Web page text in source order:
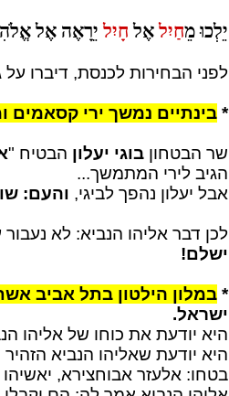
יֵלְכוּ מֵחַיִלאֶל חָיִליֵרָאֶה אֶל
לפני הבחירות לכנסת, דיברו
* בינתיים נמשך ירי קסאמים
שר הבטחון בוגי יעלון הבטיח "
הגיב לירי המתמשך...
אבל יעלון נהפך לביגי, והעם:
לכן דבר אליהו הנביא: לא
ישלם!
* במלון הילטון בתל אביב
ישראל.
היא יודעת את כוחו של אליהו
היא יודעת שאליהו הנביא
בטחו: אלעזר אבוחצירא, יאשיהו